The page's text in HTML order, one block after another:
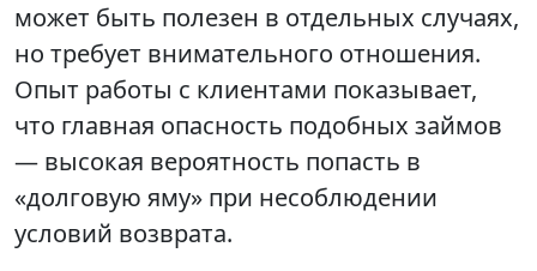
может быть полезен в отдельных случаях,
но требует внимательного отношения.
Опыт работы с клиентами показывает,
что главная опасность подобных займов
— высокая вероятность попасть в
«долговую яму» при несоблюдении
условий возврата.